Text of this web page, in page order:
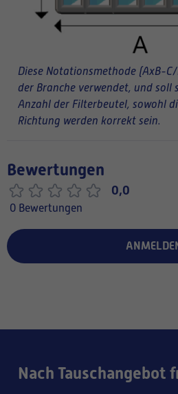
Diese Notationsmethode (AxB-
der Branche verwendet, und soll
Anzahl der Filterbeutel, sowohl
Richtung werden korrekt sein.
Bewertungen
0,0
0 Bewertungen
Nach Tauschangebot